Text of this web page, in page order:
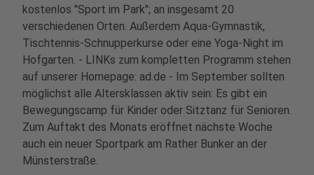
kostenlos "Sport im Park"; an insgesamt 20
verschiedenen Orten. Außerdem Aqua-Gymnastik,
Tischtennis-Schnupperkurse oder eine Yoga-Night im
Hofgarten. - LINKs zum kompletten Programm stehen
auf unserer Homepage: ad.de - Im September sollten
möglichst alle Altersklassen aktiv sein: Es gibt ein
Bewegungscamp für Kinder oder Sitztanz für Senioren.
Zum Auftakt des Monats eröffnet nächste Woche
auch ein neuer Sportpark am Rather Bunker an der
Münsterstraße.